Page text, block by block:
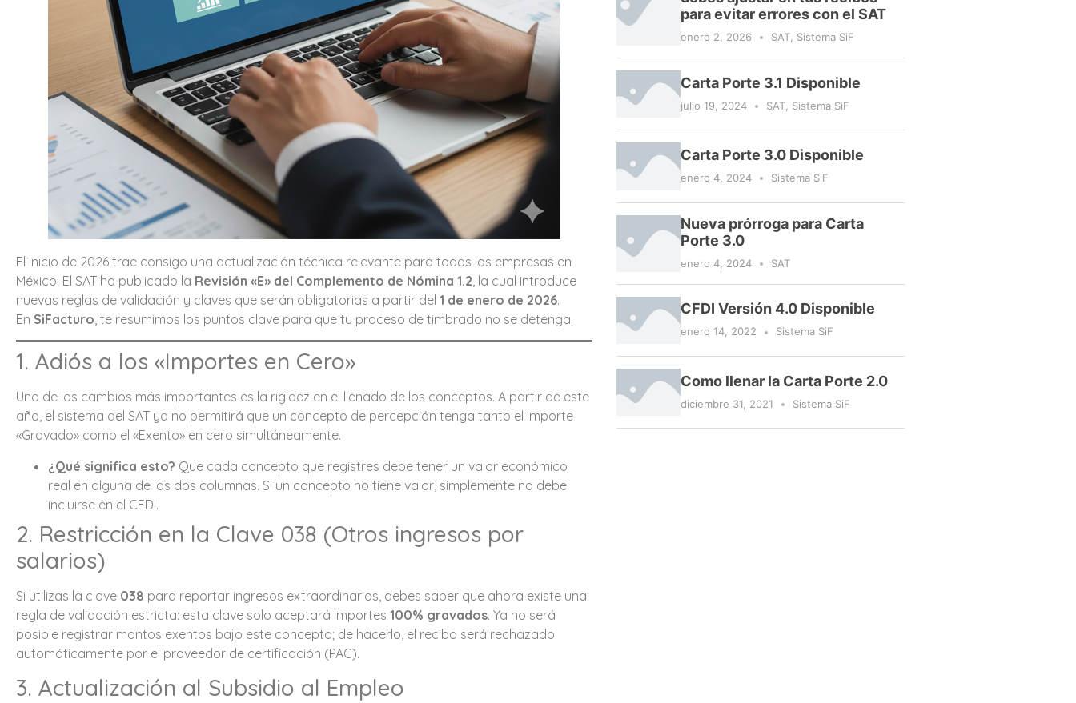
El inicio de 2026 trae consigo una actualización técnica relevante para todas las empresas en
México. El SAT ha publicado la Revisión «E» del Complemento de Nómina 1.2 , la cual introduce
nuevas reglas de validación y claves que serán obligatorias a partir del 1 de enero de 2026.
En SiFacturo , te resumimos los puntos clave para que tu proceso de timbrado no se detenga.
1. Adiós a los «Importes en Cero»
Uno de los cambios más importantes es la rigidez en el llenado de los conceptos. A partir de este
año, el sistema del SAT ya no permitirá que un concepto de percepción tenga tanto el importe
«Gravado» como el «Exento» en cero simultáneamente.
¿Qué significa esto? Que cada concepto que registres debe tener un valor económico
real en alguna de las dos columnas. Si un concepto no tiene valor, simplemente no debe
incluirse en el CFDI.
2. Restricción en la Clave 038 (Otros ingresos por
salarios)
Si utilizas la clave 038 para reportar ingresos extraordinarios, debes saber que ahora existe una
regla de validación estricta: esta clave solo aceptará importes 100% gravados. Ya no será
posible registrar montos exentos bajo este concepto; de hacerlo, el recibo será rechazado
automáticamente por el proveedor de certificación (PAC).
3. Actualización al Subsidio al Empleo
para evitar errores con el SAT
enero 2, 2026 SAT, Sistema SiF
Carta Porte 3.1 Disponible
julio 19, 2024 SAT, Sistema SiF
Carta Porte 3.0 Disponible
enero 4, 2024 Sistema SiF
Nueva prórroga para Carta
Porte 3.0
enero 4, 2024 SAT
CFDI Versión 4.0 Disponible
enero 14, 2022 Sistema SiF
Como llenar la Carta Porte 2.0
diciembre 31, 2021 Sistema SiF